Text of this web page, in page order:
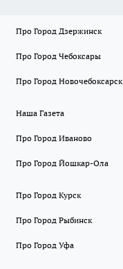
Про Город Дзержинск
Про Город Чебоксары
Про Город Новочебоксарск
Наша Газета
Про Город Иваново
Про Город Йошкар-Ола
Про Город Курск
Про Город Рыбинск
Про Город Уфа